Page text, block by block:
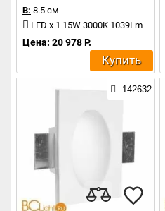
В: 8.5 см
LED x 1 15W 3000K 1039Lm
Цена: 20 978 Р.
Купить
142632